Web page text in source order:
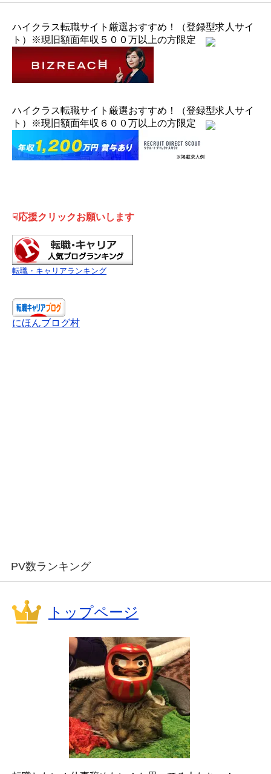
ハイクラス転職サイト厳選おすすめ！（登録型求人サイ
ト）※現旧額面年収５００万以上の方限定
ハイクラス転職サイト厳選おすすめ！（登録型求人サイ
ト）※現旧額面年収６００万以上の方限定
☟応援クリックお願いします
転職・キャリアランキング
にほんブログ村
PV数ランキング
トップページ